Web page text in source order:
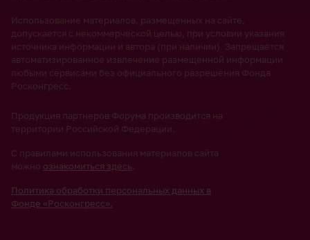
Использование материалов, размещенных на сайте,
допускается с некоммерческой целью, при условии указания
источника информации и автора (при наличии). Запрещается
автоматизированное извлечение размещенной информации
любыми сервисами без официального разрешения Фонда
Росконгресс.
Продукция партнеров Форума производится на
территории Российской Федерации.
С правилами использования материалов сайта
можно ознакомиться здесь
Политика обработки персональных данных в
Фонде «Росконгресс».